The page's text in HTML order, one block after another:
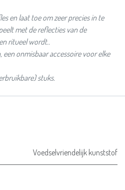
en laat toe om zeer precies in te
met de reflecties van de
ritueel wordt..
onmisbaar accessoire voor elke
stuks.
Voedselvriendelijk kunststof